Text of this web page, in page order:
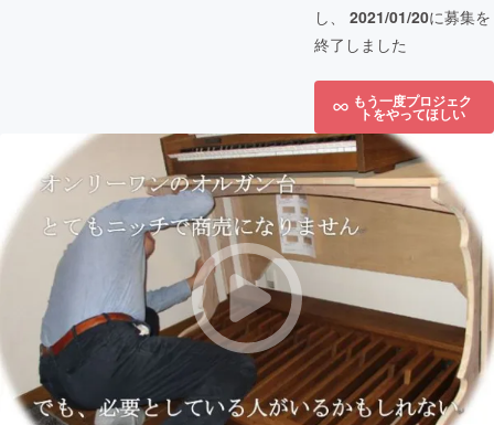
し、 2021/01/20に募集を
終了しました
もう一度プロジェク
トをやってほしい